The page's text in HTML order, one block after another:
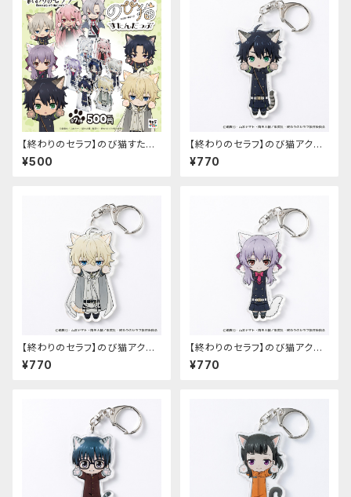
【終わりのセラフ】のび猫すたん
だっぷ
¥500
【終わりのセラフ】のび猫アクリ
ルキーホルダー（百夜優一郎）
¥770
【終わりのセラフ】のび猫アクリ
ルキーホルダー（百夜ミカエラ）
¥770
【終わりのセラフ】のび猫アクリ
ルキーホルダー（柊シノア）
¥770